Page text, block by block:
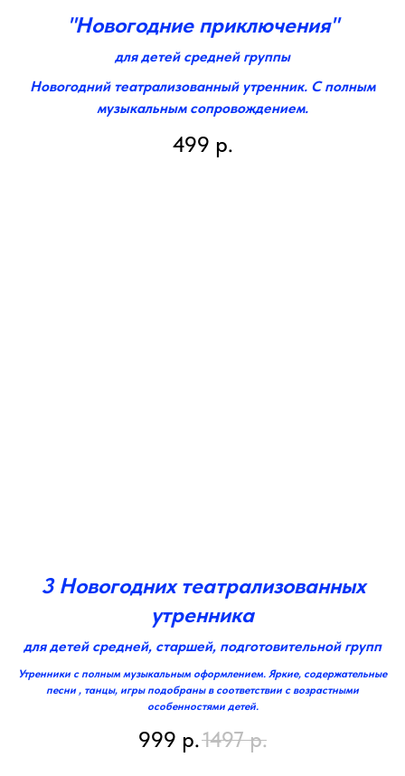
"Новогодние приключения"
для детей средней группы
Новогодний театрализованный утренник. С полным
музыкальным сопровождением.
499 р.
3 Новогодних театрализованных
утренника
для детей средней, старшей, подготовительной групп
Утренники с полным музыкальным оформлением. Яркие, содержательные
песни , танцы, игры подобраны в соответствии с возрастными
особенностями детей.
999 р.1497 р.